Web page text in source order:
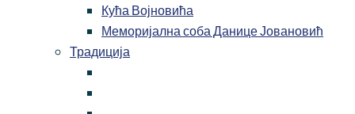
Кућа Војновића
Меморијална соба Данице Јовановић
Традиција